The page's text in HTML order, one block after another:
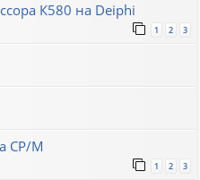
К580 на Deiphi
1 2 3
CP/M
1 2 3